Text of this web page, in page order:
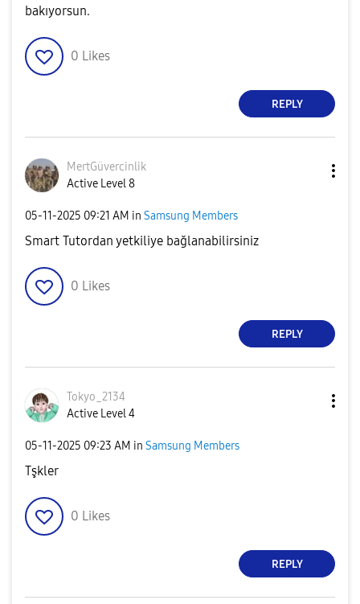
bakıyorsun.
0 Likes
REPLY
MertGüvercinlik
Active Level 8
‎05-11-2025 09:21 AM in Samsung Members
Smart Tutordan yetkiliye bağlanabilirsiniz
0 Likes
REPLY
Tokyo_2134
Active Level 4
‎05-11-2025 09:23 AM in Samsung Members
Tşkler
0 Likes
REPLY